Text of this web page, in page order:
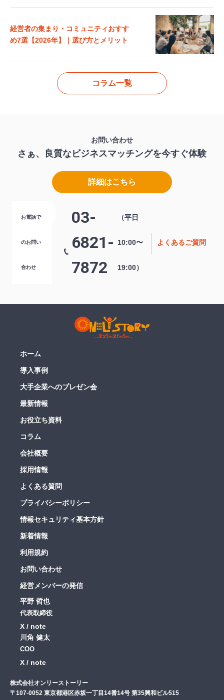
経営者の集まり・コミュニティおすす
め7選【2026年】｜選び方とメリット
コラム一覧
お問い合わせ
さぁ、良質なビジネスマッチングを今すぐ体験
詳細はこちら
お電話で
のお問い
合わせ
03-
6821-
7872
（平日
10:00〜
19:00）
よくあるご質問
ホーム
導入事例
大手企業へのプレゼン会
最新情報
お役立ち資料
コラム
会社概要
採用情報
よくある質問
プライバシーポリシー
情報セキュリティ基本方針
新着情報
利用規約
お問い合わせ
経営メンバーの発信
平野 哲也
代表取締役
X
note
川角 健太
COO
X note
株式会社オンリーストーリー
〒107-0052 東京都港区赤坂一丁目14番14号 第35興和ビル515